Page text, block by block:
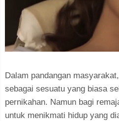
Dalam pandangan
sebagai sesuatu yang biasa
pernikahan. Namun bagi
untuk menikmati hidup yang